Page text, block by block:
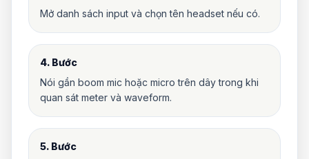
Mở danh sách input và chọn tên headset nếu có.
4. Bước
Nói gần boom mic hoặc micro trên dây trong khi
quan sát meter và waveform.
5. Bước